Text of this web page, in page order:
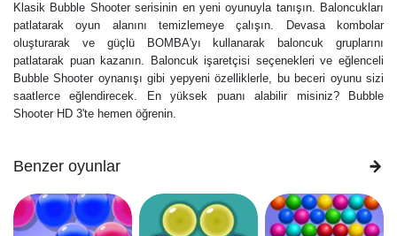
Klasik Bubble Shooter serisinin en yeni oyunuyla tanışın. Baloncukları
patlatarak oyun alanını temizlemeye çalışın. Devasa kombolar
oluşturarak ve güçlü BOMBA'yı kullanarak baloncuk gruplarını
patlatarak puan kazanın. Baloncuk işaretçisi seçenekleri ve eğlenceli
Bubble Shooter oynanışı gibi yepyeni özelliklerle, bu beceri oyunu sizi
saatlerce eğlendirecek. En yüksek puanı alabilir misiniz? Bubble
Shooter HD 3'te hemen öğrenin.
Benzer oyunlar